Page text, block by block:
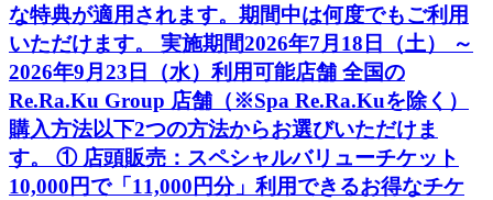
な特典が適用されます。期間中は何度でもご利用
いただけます。 実施期間2026年7月18日（土） ～
2026年9月23日（水）利用可能店舗 全国の
Re.Ra.Ku Group 店舗（※Spa Re.Ra.Kuを除く）
購入方法以下2つの方法からお選びいただけま
す。 ① 店頭販売：スペシャルバリューチケット
10,000円で「11,000円分」利用できるお得なチケ